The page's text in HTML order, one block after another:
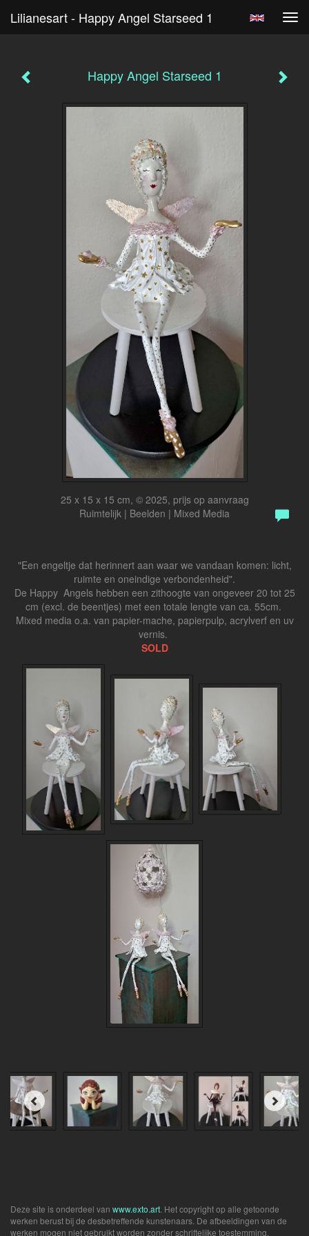
Lilianesart - Happy Angel Starseed 1
Happy Angel Starseed 1
25 x 15 x 15 cm, © 2025, prijs op aanvraag
Ruimtelijk | Beelden | Mixed Media
"Een engeltje dat herinnert aan waar we vandaan komen: licht,
ruimte en oneindige verbondenheid".
De Happy Angels hebben een zithoogte van ongeveer 20 tot 25
cm (excl. de beentjes) met een totale lengte van ca. 55cm.
Mixed media o.a. van papier-mache, papierpulp, acrylverf en uv
vernis.
SOLD
Deze site is onderdeel van www.exto.art . Het copyright op alle getoonde
werken berust bij de desbetreffende kunstenaars. De afbeeldingen van de
werken mogen niet gebruikt worden zonder schriftelijke toestemming.